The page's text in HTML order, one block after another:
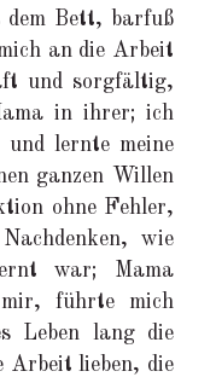
dem Bett, barfuß
an die Arbeit
und sorgfältig,
in ihrer; ich
und lernte meine
ganzen Willen
ohne Fehler,
wie
war; Mama
führte mich
Leben lang die
Arbeit lieben, die